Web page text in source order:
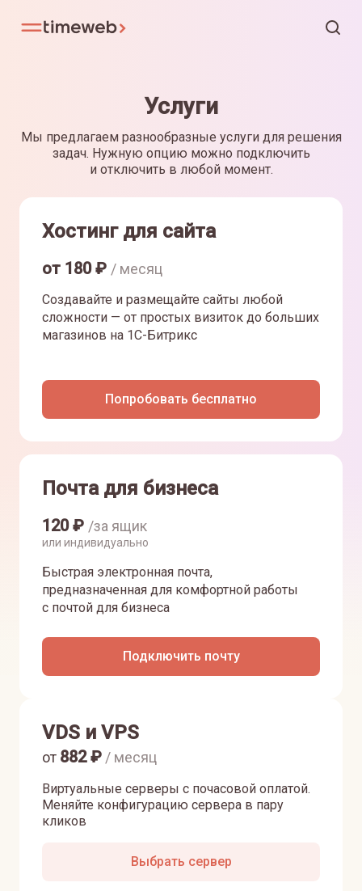
Услуги
Мы предлагаем разнообразные услуги для решения
задач. Нужную опцию можно подключить
и отключить в любой момент.
Хостинг для сайта
от 180₽ / месяц
Создавайте и размещайте сайты любой
сложности — от простых визиток до больших
магазинов на 1С-Битрикс
Попробовать бесплатно
Почта для бизнеса
120₽ /за ящик
или индивидуально
Быстрая электронная почта,
предназначенная для комфортной работы
с почтой для бизнеса
Подключить почту
VDS и VPS
Виртуальные серверы с почасовой оплатой.
Меняйте конфигурацию сервера в пару
кликов
от 882₽ / месяц
Выбрать сервер